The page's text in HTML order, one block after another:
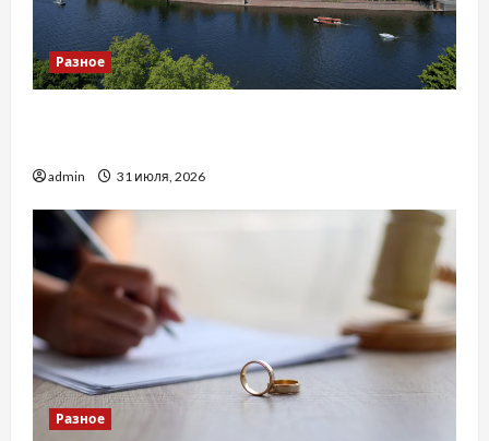
Разное
admin 31 июля, 2026
Разное